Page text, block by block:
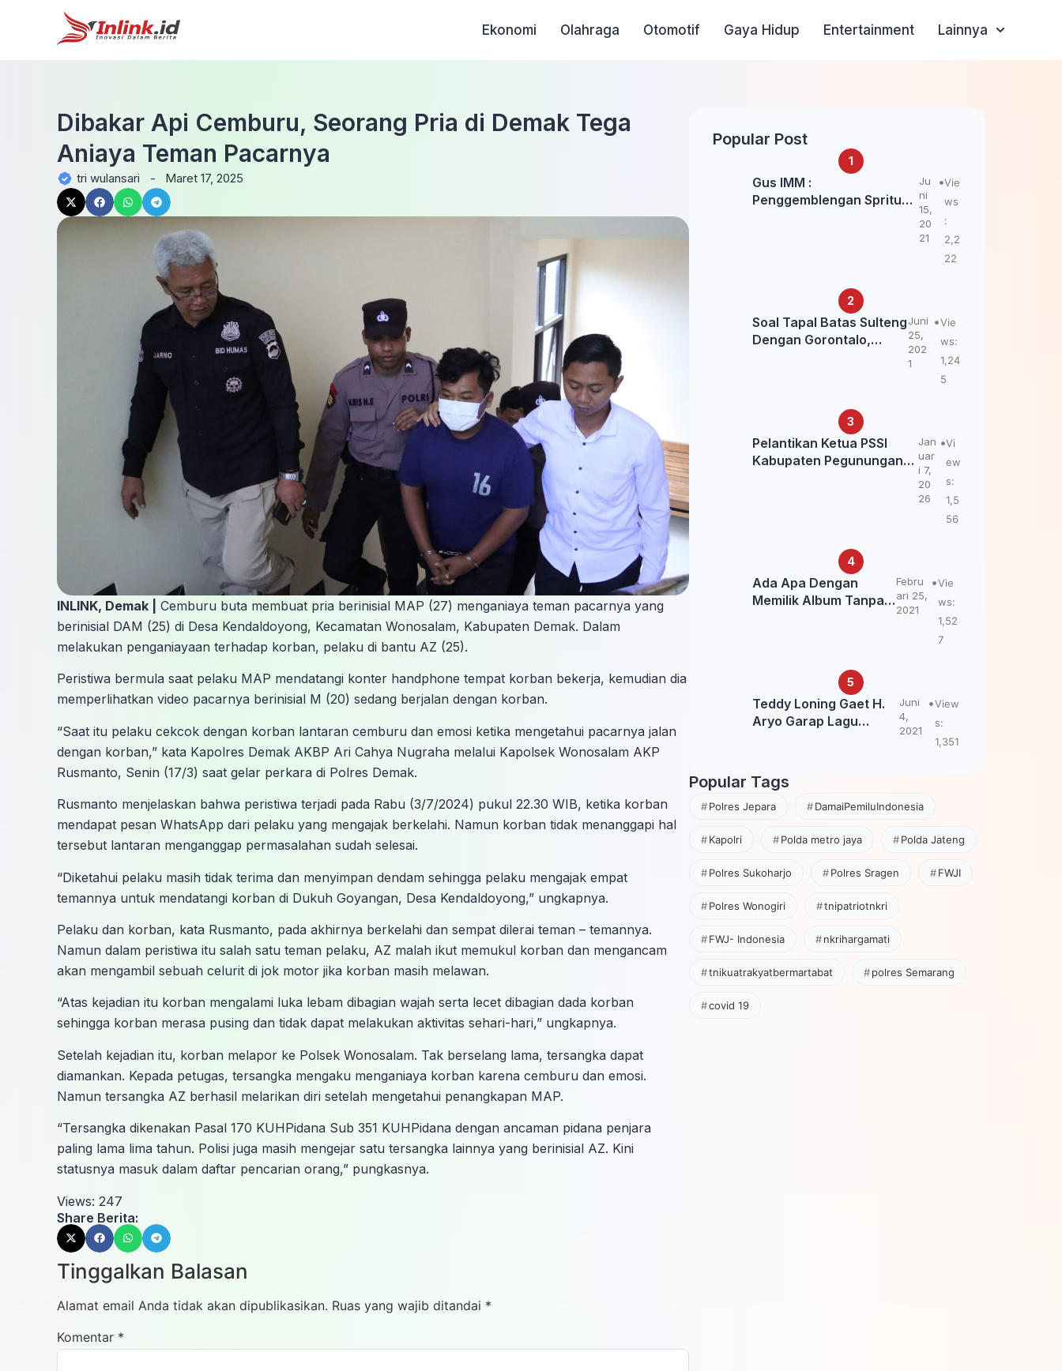
Ekonomi Olahraga Otomotif Gaya Hidup Entertainment Lainnya
Dibakar Api Cemburu, Seorang Pria di Demak Tega
Aniaya Teman Pacarnya
tri wulansari - Maret 17, 2025
INLINK, Demak |
Cemburu buta membuat pria berinisial MAP (27) menganiaya teman pacarnya yang
berinisial DAM (25) di Desa Kendaldoyong, Kecamatan Wonosalam, Kabupaten Demak. Dalam
melakukan penganiayaan terhadap korban, pelaku di bantu AZ (25).
Peristiwa bermula saat pelaku MAP mendatangi konter handphone tempat korban bekerja, kemudian dia
memperlihatkan video pacarnya berinisial M (20) sedang berjalan dengan korban.
“Saat itu pelaku cekcok dengan korban lantaran cemburu dan emosi ketika mengetahui pacarnya jalan
dengan korban,” kata Kapolres Demak AKBP Ari Cahya Nugraha melalui Kapolsek Wonosalam AKP
Rusmanto, Senin (17/3) saat gelar perkara di Polres Demak.
Rusmanto menjelaskan bahwa peristiwa terjadi pada Rabu (3/7/2024) pukul 22.30 WIB, ketika korban
mendapat pesan WhatsApp dari pelaku yang mengajak berkelahi. Namun korban tidak menanggapi hal
tersebut lantaran menganggap permasalahan sudah selesai.
“Diketahui pelaku masih tidak terima dan menyimpan dendam sehingga pelaku mengajak empat
temannya untuk mendatangi korban di Dukuh Goyangan, Desa Kendaldoyong,” ungkapnya.
Pelaku dan korban, kata Rusmanto, pada akhirnya berkelahi dan sempat dilerai teman – temannya.
Namun dalam peristiwa itu salah satu teman pelaku, AZ malah ikut memukul korban dan mengancam
akan mengambil sebuah celurit di jok motor jika korban masih melawan.
“Atas kejadian itu korban mengalami luka lebam dibagian wajah serta lecet dibagian dada korban
sehingga korban merasa pusing dan tidak dapat melakukan aktivitas sehari-hari,” ungkapnya.
Setelah kejadian itu, korban melapor ke Polsek Wonosalam. Tak berselang lama, tersangka dapat
diamankan. Kepada petugas, tersangka mengaku menganiaya korban karena cemburu dan emosi.
Namun tersangka AZ berhasil melarikan diri setelah mengetahui penangkapan MAP.
“Tersangka dikenakan Pasal 170 KUHPidana Sub 351 KUHPidana dengan ancaman pidana penjara
paling lama lima tahun. Polisi juga masih mengejar satu tersangka lainnya yang berinisial AZ. Kini
statusnya masuk dalam daftar pencarian orang,” pungkasnya.
Views: 247
Share Berita:
Tinggalkan Balasan
Alamat email Anda tidak akan dipublikasikan. Ruas yang wajib ditandai *
Komentar *
Popular Post
Gus IMM :
Penggemblengan Spritual
Ju
ni
15,
20
21
Vie
ws
:
2,2
22
Soal Tapal Batas Sulteng
Dengan Gorontalo,
Juni
25,
202
1
Vie
ws:
1,24
5
Pelantikan Ketua PSSI
Kabupaten Pegunungan
Jan
uar
i 7,
20
26
Vi
ew
s:
1,5
56
Ada Apa Dengan
Memilik Album Tanpa
Febru
ari 25,
2021
Vie
ws:
1,52
7
Teddy Loning Gaet H.
Aryo Garap Lagu
Juni
4,
2021
View
s:
1,351
Popular Tags
Polres Jepara DamaiPemiluIndonesia
Kapolri Polda metro jaya Polda Jateng
Polres Sukoharjo Polres Sragen FWJI
Polres Wonogiri tnipatriotnkri
FWJ- Indonesia nkrihargamati
tnikuatrakyatbermartabat polres Semarang
covid 19